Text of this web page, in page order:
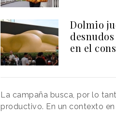
Dolmio
en el
La campaña busca, por lo
productivo. En un contexto